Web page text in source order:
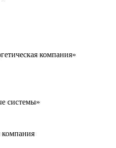
компания»
системы»
компания